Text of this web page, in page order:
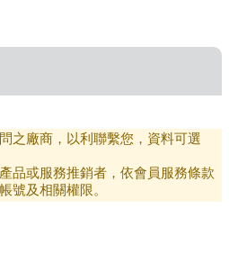
之廠商，以利聯繫您，資料可選
品或服務推銷者，依會員服務條款
號及相關權限。